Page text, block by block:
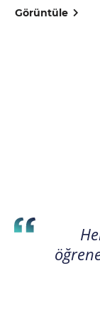
Görüntüle